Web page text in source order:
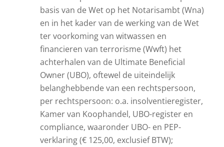
basis van de Wet op het Notarisambt (Wna)
en in het kader van de werking van de Wet
ter voorkoming van witwassen en
financieren van terrorisme (Wwft) het
achterhalen van de Ultimate Beneficial
Owner (UBO), oftewel de uiteindelijk
belanghebbende van een rechtspersoon,
per rechtspersoon: o.a. insolventieregister,
Kamer van Koophandel, UBO-register en
compliance, waaronder UBO- en PEP-
verklaring (€ 125,00, exclusief BTW);